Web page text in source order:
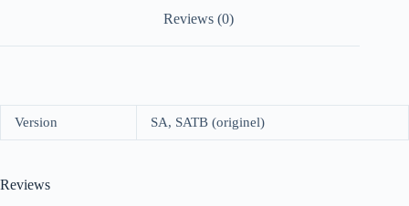
Reviews (0)
Version SA, SATB (originel)
Reviews